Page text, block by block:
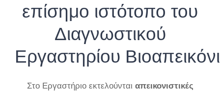
επίσημο ιστότοπο του
Διαγνωστικού
Εργαστηρίου
Στο Εργαστήριο εκτελούνται απεικονιστικές